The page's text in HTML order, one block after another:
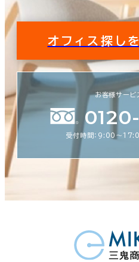
オフィス探し
お客様サービ
受付時間：9:00〜